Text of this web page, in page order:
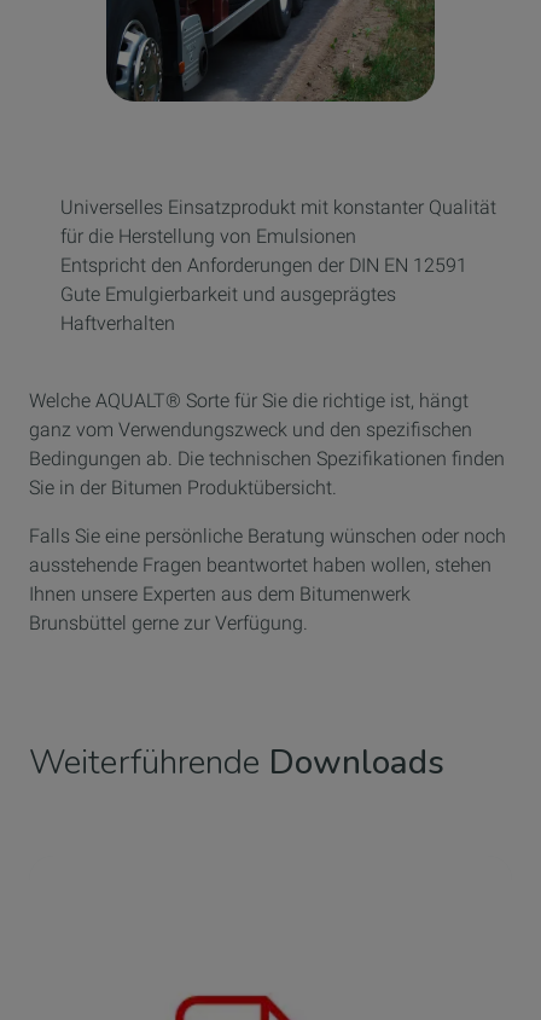
Universelles Einsatzprodukt mit konstanter Qualität
für die Herstellung von Emulsionen
Entspricht den Anforderungen der DIN EN 12591
Gute Emulgierbarkeit und ausgeprägtes
Haftverhalten
Welche AQUALT® Sorte für Sie die richtige ist, hängt
ganz vom Verwendungszweck und den spezifischen
Bedingungen ab. Die technischen Spezifikationen finden
Sie in der Bitumen Produktübersicht.
Falls Sie eine persönliche Beratung wünschen oder noch
ausstehende Fragen beantwortet haben wollen, stehen
Ihnen unsere Experten aus dem Bitumenwerk
Brunsbüttel gerne zur Verfügung.
Weiterführende Downloads